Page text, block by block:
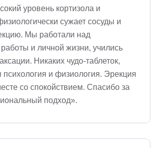
уровень кортизола и
сужает сосуды и
Мы работали над
и личной жизни, учились
Никаких чудо-таблеток,
психология и физиология. Эрекция
со спокойствием. Спасибо за
подход».